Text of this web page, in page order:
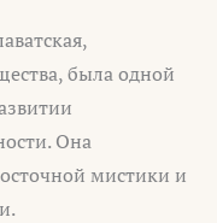
была одной
Она
мистики и